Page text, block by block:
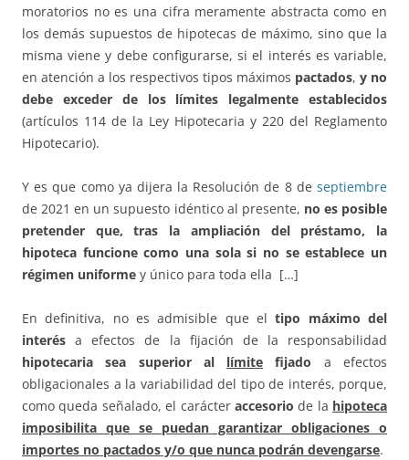
moratorios no es una cifra meramente abstracta como en
los demás supuestos de hipotecas de máximo, sino que la
misma viene y debe configurarse, si el interés es variable,
en atención a los respectivos tipos máximos pactados, y no
debe exceder de los límites legalmente establecidos
(artículos 114 de la Ley Hipotecaria y 220 del Reglamento
Hipotecario).
Y es que como ya dijera la Resolución de 8 de septiembre
de 2021 en un supuesto idéntico al presente, no es posible
pretender que, tras la ampliación del préstamo, la
hipoteca funcione como una sola si no se establece un
régimen uniforme y único para toda ella […]
En definitiva, no es admisible que eltipo máximo del
interés a efectos de la fijación de la responsabilidad
hipotecaria sea superior al límite fijado a efectos
obligacionales a la variabilidad del tipo de interés, porque,
como queda señalado, el carácter accesorio de la hipoteca
imposibilita que se puedan garantizar obligaciones o
importes no pactados y/o que nunca podrán devengarse.